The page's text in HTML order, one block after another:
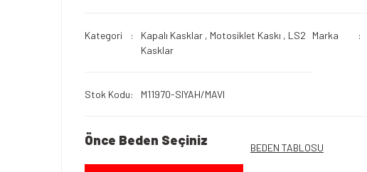
Kategori Kapalı Kasklar , Motosiklet Kaskı , LS2
Kasklar
Marka
Stok Kodu M11970-SIYAH/MAVI
Önce Beden Seçiniz BEDEN TABLOSU